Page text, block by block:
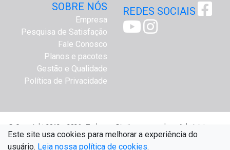
SOBRE NÓS
Empresa
Pesquisa de Satisfação
Fale Conosco
Planos e pacotes
Gestão e Qualidade
Política de Privacidade
REDES SOCIAIS
@ Copyright 2012 a 2026 - Todos os Direitos reservados - Administre
Fácil Assessoria Online - www.administrefacil.com.br
Este site usa cookies para melhorar a experiência do
usuário. Leia nossa política de cookies.